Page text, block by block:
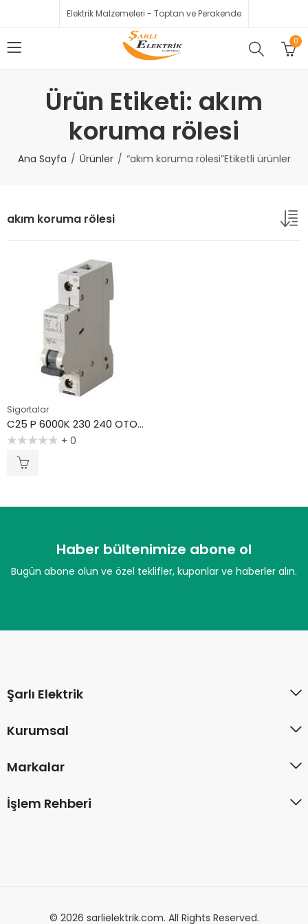
Elektrik Malzemeleri - Toptan ve Perakende
0
Ürün Etiketi: akım
koruma rölesi
Ana Sayfa Ürünler “akım koruma rölesi”Etiketli ürünler
akım koruma rölesi
Sigortalar
C25 P 6000K 230 240 OTOMATİK SİGORTA
üzerinden
+ 0
Haber bültenimize abone ol
Bugün abone olun ve özel teklifler, kuponlar ve haberler alın.
Şarlı Elektrik
Kurumsal
Markalar
İşlem Rehberi
© 2026 sarlielektrik.com. All Rights Reserved.